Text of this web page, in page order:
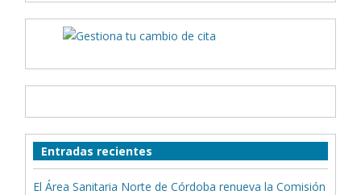
Entradas recientes
El Área Sanitaria Norte de Córdoba renueva la Comisión